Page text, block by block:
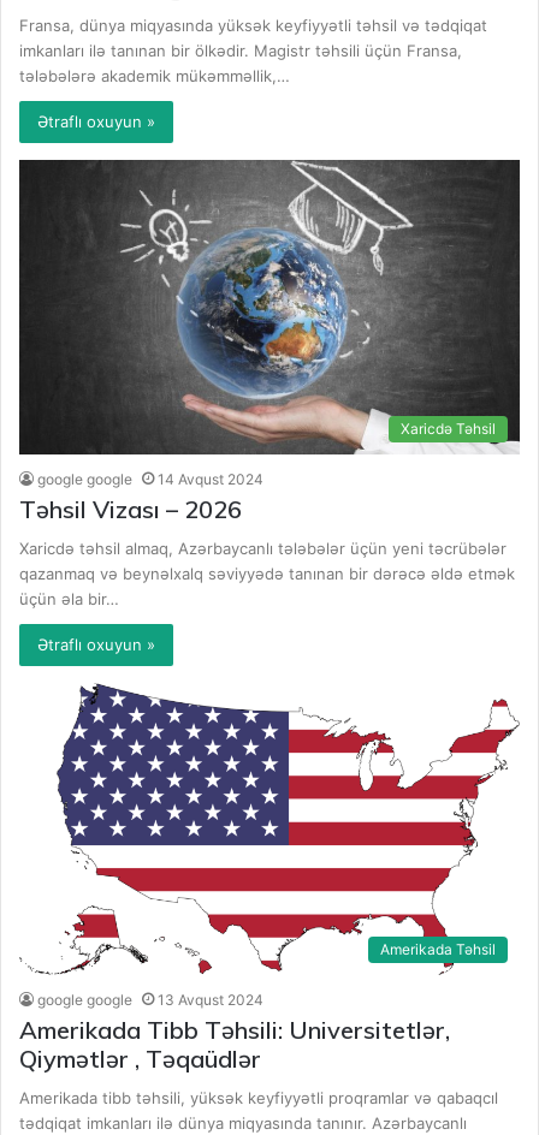
Fransa, dünya miqyasında yüksək keyfiyyətli təhsil və tədqiqat
imkanları ilə tanınan bir ölkədir. Magistr təhsili üçün Fransa,
tələbələrə akademik mükəmməllik,…
Ətraflı oxuyun »
Xaricdə Təhsil
google google 14 Avqust 2024
Təhsil Vizası – 2026
Xaricdə təhsil almaq, Azərbaycanlı tələbələr üçün yeni təcrübələr
qazanmaq və beynəlxalq səviyyədə tanınan bir dərəcə əldə etmək
üçün əla bir…
Ətraflı oxuyun »
Amerikada Təhsil
google google 13 Avqust 2024
Amerikada Tibb Təhsili: Universitetlər,
Qiymətlər , Təqaüdlər
Amerikada tibb təhsili, yüksək keyfiyyətli proqramlar və qabaqcıl
tədqiqat imkanları ilə dünya miqyasında tanınır. Azərbaycanlı